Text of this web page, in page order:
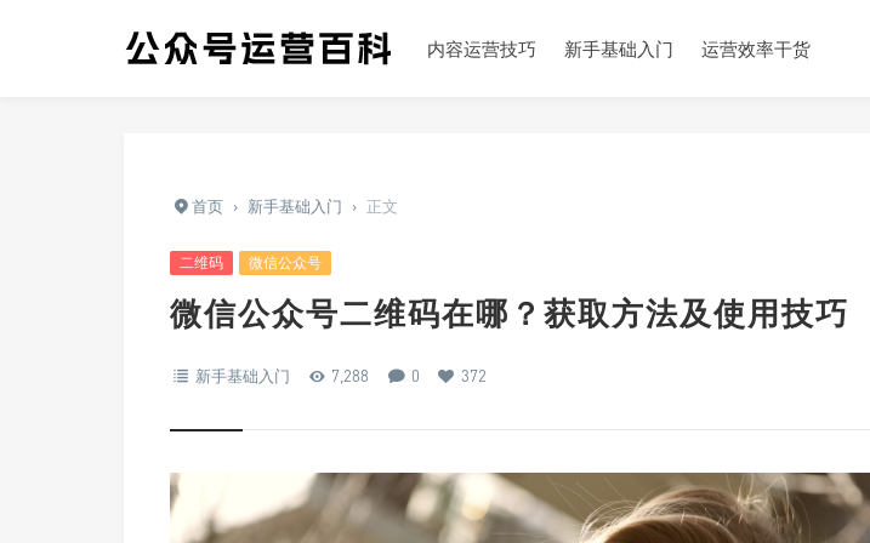
内容运营技巧 新手基础入门 运营效率干货
首页 › 新手基础入门 › 正文
二维码 微信公众号
微信公众号二维码在哪？获取方法及使用技巧
新手基础入门 7,288 0 372